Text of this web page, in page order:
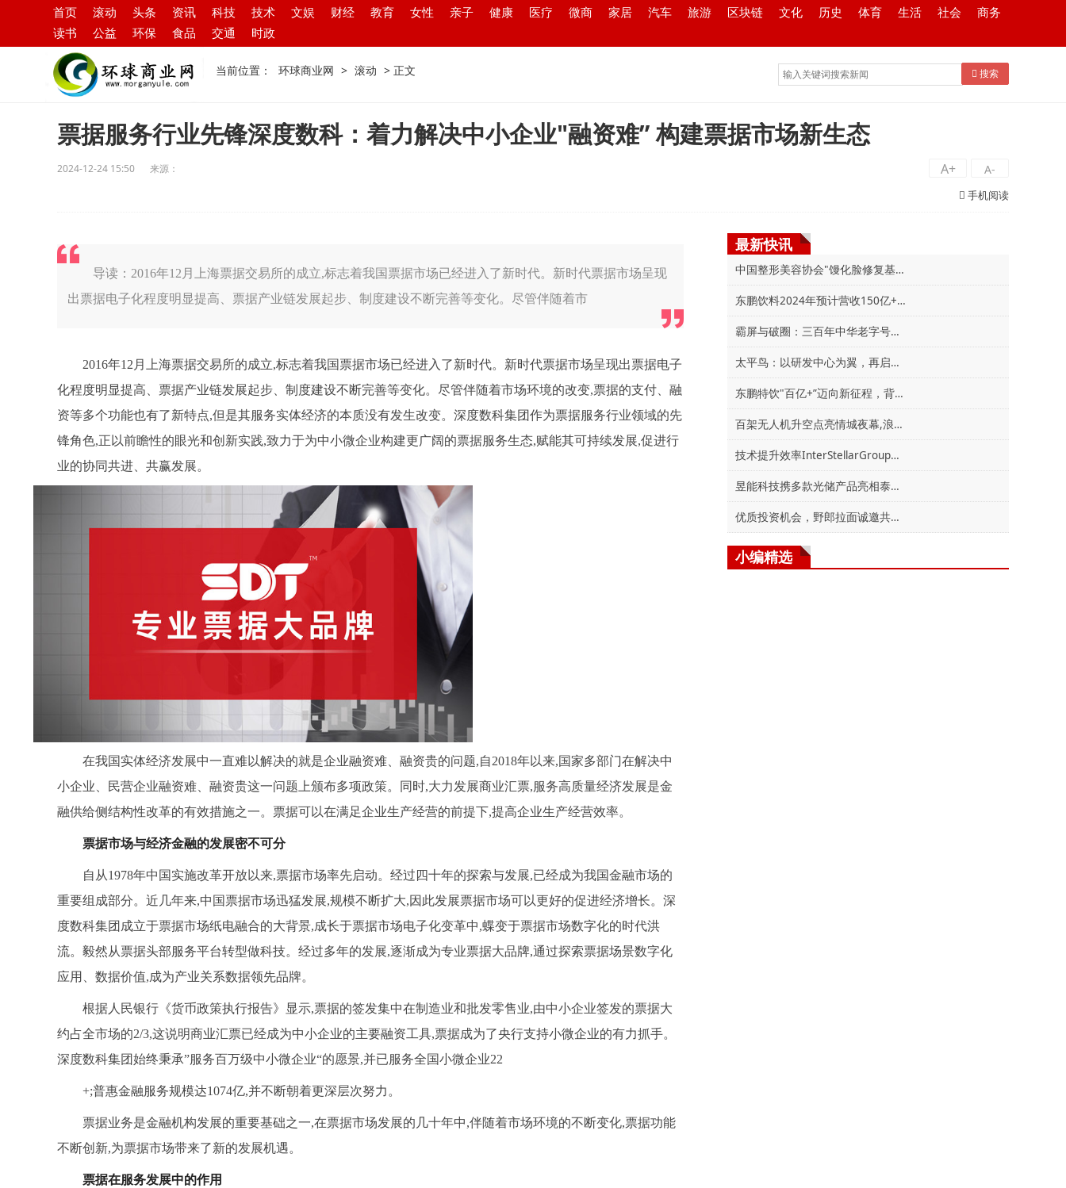
首页 滚动 头条 资讯 科技 技术 文娱 财经 教育 女性 亲子 健康 医疗 微商 家居 汽车 旅游 区块链 文化 历史 体育 生活 社会
商务
读书
公益 环保 食品 交通 时政
当前位置： 环球商业网 > 滚动 > 正文 搜索
票据服务行业先锋深度数科：着力解决中小企业"融资难” 构建票据市场新生态
2024-12-24 15:50 来源： A+ A-
手机阅读
导读：2016年12月上海票据交易所的成立,标志着我国票据市场已经进入了新时代。新时代票据市场呈现
出票据电子化程度明显提高、票据产业链发展起步、制度建设不断完善等变化。尽管伴随着市
2016年12月上海票据交易所的成立,标志着我国票据市场已经进入了新时代。新时代票据市场呈现出票据电子
化程度明显提高、票据产业链发展起步、制度建设不断完善等变化。尽管伴随着市场环境的改变,票据的支付、融
资等多个功能也有了新特点,但是其服务实体经济的本质没有发生改变。深度数科集团作为票据服务行业领域的先
锋角色,正以前瞻性的眼光和创新实践,致力于为中小微企业构建更广阔的票据服务生态,赋能其可持续发展,促进行
业的协同共进、共赢发展。
在我国实体经济发展中一直难以解决的就是企业融资难、融资贵的问题,自2018年以来,国家多部门在解决中
小企业、民营企业融资难、融资贵这一问题上颁布多项政策。同时,大力发展商业汇票,服务高质量经济发展是金
融供给侧结构性改革的有效措施之一。票据可以在满足企业生产经营的前提下,提高企业生产经营效率。
票据市场与经济金融的发展密不可分
自从1978年中国实施改革开放以来,票据市场率先启动。经过四十年的探索与发展,已经成为我国金融市场的
重要组成部分。近几年来,中国票据市场迅猛发展,规模不断扩大,因此发展票据市场可以更好的促进经济增长。深
度数科集团成立于票据市场纸电融合的大背景,成长于票据市场电子化变革中,蝶变于票据市场数字化的时代洪
流。毅然从票据头部服务平台转型做科技。经过多年的发展,逐渐成为专业票据大品牌,通过探索票据场景数字化
应用、数据价值,成为产业关系数据领先品牌。
根据人民银行《货币政策执行报告》显示,票据的签发集中在制造业和批发零售业,由中小企业签发的票据大
约占全市场的2/3,这说明商业汇票已经成为中小企业的主要融资工具,票据成为了央行支持小微企业的有力抓手。
深度数科集团始终秉承”服务百万级中小微企业“的愿景,并已服务全国小微企业22
+;普惠金融服务规模达1074亿,并不断朝着更深层次努力。
票据业务是金融机构发展的重要基础之一,在票据市场发展的几十年中,伴随着市场环境的不断变化,票据功能
不断创新,为票据市场带来了新的发展机遇。
票据在服务发展中的作用
最新快讯
中国整形美容协会"馒化脸修复基地”在北京丰联丽
东鹏饮料2024年预计营收150亿+，中国饮料市场领
霸屏与破圈：三百年中华老字号王麻子的"网红”养
太平鸟：以研发中心为翼，再启时尚新程
东鹏特饮"百亿+”迈向新征程，背后隐藏的制胜绝
百架无人机升空点亮情城夜幕,浪漫康定为您送上新
技术提升效率InterStellarGroup星际外汇平台创新
昱能科技携多款光储产品亮相泰国可再生能源展，
优质投资机会，野郎拉面诚邀共享多元化收益！
小编精选